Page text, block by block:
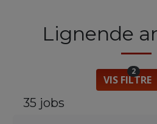
Lignende
VIS FILTRE
2
35 jobs